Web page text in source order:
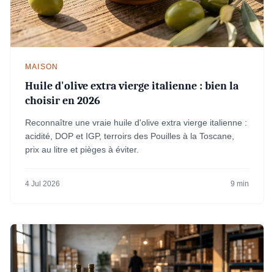
MAISON
Huile d'olive extra vierge italienne : bien la
choisir en 2026
Reconnaître une vraie huile d'olive extra vierge italienne :
acidité, DOP et IGP, terroirs des Pouilles à la Toscane,
prix au litre et pièges à éviter.
4 Jul 2026 9 min